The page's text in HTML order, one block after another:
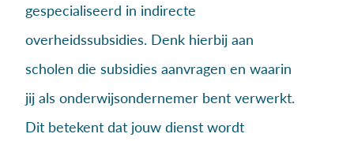
gespecialiseerd in indirecte
overheidssubsidies. Denk hierbij aan
scholen die subsidies aanvragen en waarin
jij als onderwijsondernemer bent verwerkt.
Dit betekent dat jouw dienst wordt